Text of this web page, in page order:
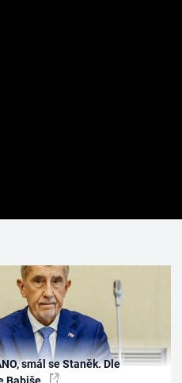
smál se Staněk. Dle
Babiše